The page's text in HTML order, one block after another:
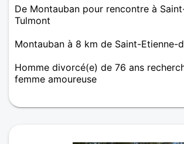
De Montauban pour rencontre à
Tulmont
Montauban à 8 km de Saint-Etienne-
Homme divorcé(e) de 76 ans
femme amoureuse